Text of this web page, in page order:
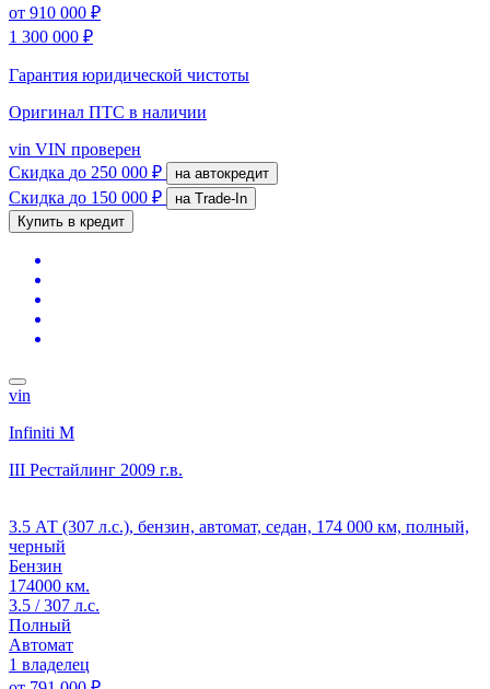
от 910 000 ₽
1 300 000 ₽
Гарантия юридической чистоты
Оригинал ПТС в наличии
vin VIN проверен
Скидка до 250 000 ₽ на автокредит
Скидка до 150 000 ₽
на Trade-In
Купить в кредит
vin
Infiniti M
III Рестайлинг 2009 г.в.
3.5 АТ (307 л.с.), бензин, автомат, седан, 174 000 км, полный,
черный
Бензин
174000 км.
3.5 / 307 л.с.
Полный
Автомат
1 владелец